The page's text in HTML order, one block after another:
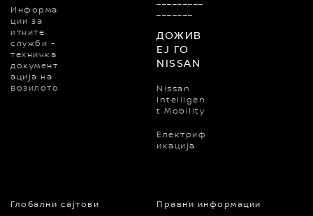
Информа
ции за
итните
служби -
техничка
документ
ација на
возилото
ДОЖИВ
ЕЈ ГО
NISSAN
Nissan
Intelligen
t Mobility
Електриф
икација
Глобални сајтови Правни информации